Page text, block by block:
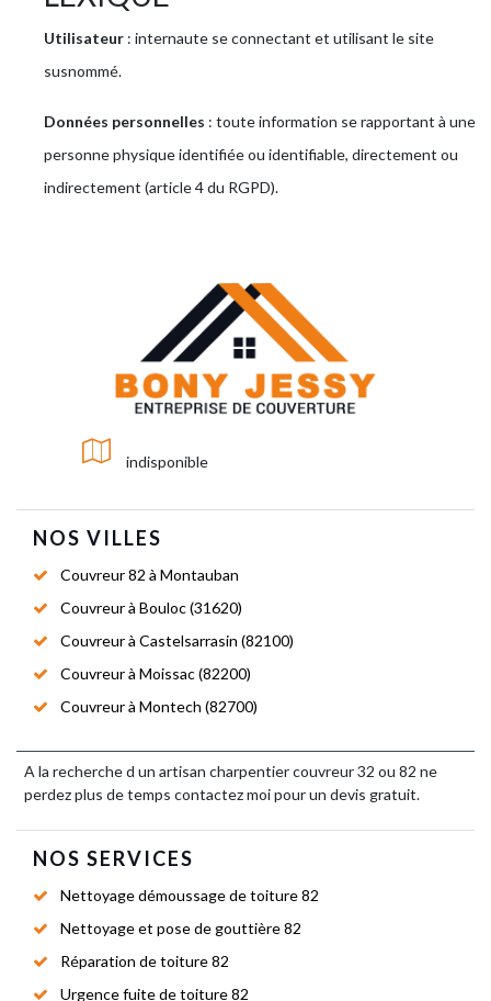
Utilisateur : internaute se connectant et utilisant le site
susnommé.
Données personnelles : toute information se rapportant à une
personne physique identifiée ou identifiable, directement ou
indirectement (article 4 du RGPD).
indisponible
NOS VILLES
Couvreur 82 à Montauban
Couvreur à Bouloc (31620)
Couvreur à Castelsarrasin (82100)
Couvreur à Moissac (82200)
Couvreur à Montech (82700)
A la recherche d un artisan charpentier couvreur 32 ou 82 ne
perdez plus de temps contactez moi pour un devis gratuit.
NOS SERVICES
Nettoyage démoussage de toiture 82
Nettoyage et pose de gouttière 82
Réparation de toiture 82
Urgence fuite de toiture 82